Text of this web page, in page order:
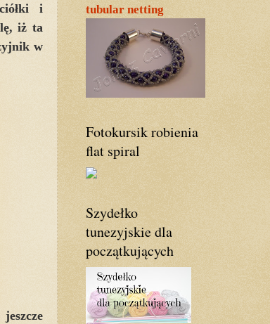
i
iż ta
w
tubular netting
Fotokursik robienia
flat spiral
Szydełko
tunezyjskie dla
początkujących